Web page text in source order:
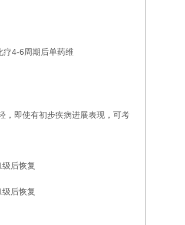
疗4-6周期后单药维
，即使有初步疾病进展表现，可考
后恢复
后恢复